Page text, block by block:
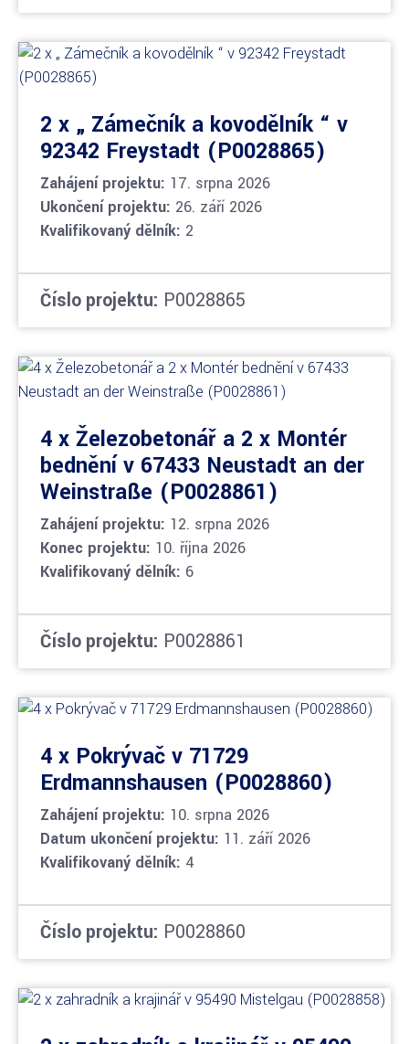
2 x „ Zámečník a kovodělník “ v
92342 Freystadt (P0028865)
Zahájení projektu: 17. srpna 2026
Ukončení projektu: 26. září 2026
Kvalifikovaný dělník: 2
Číslo projektu: P0028865
4 x Železobetonář a 2 x Montér
bednění v 67433 Neustadt an der
Weinstraße (P0028861)
Zahájení projektu: 12. srpna 2026
Konec projektu: 10. října 2026
Kvalifikovaný dělník: 6
Číslo projektu: P0028861
4 x Pokrývač v 71729
Erdmannshausen (P0028860)
Zahájení projektu: 10. srpna 2026
Datum ukončení projektu: 11. září 2026
Kvalifikovaný dělník: 4
Číslo projektu: P0028860